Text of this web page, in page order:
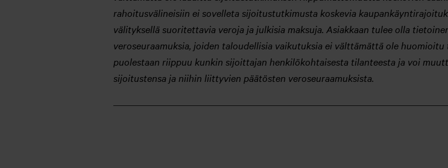
rahoitusvälineisiin ei sovelleta sijoitustutkimusta koskevia
välityksellä suoritettavia veroja ja julkisia maksuja. Asiakkaan tulee olla
veroseuraamuksia, joiden taloudellisia vaikutuksia ei välttämättä ole
puolestaan riippuu kunkin sijoittajan henkilökohtaisesta tilanteesta ja voi
sijoitustensa ja niihin liittyvien päätösten veroseuraamuksista.